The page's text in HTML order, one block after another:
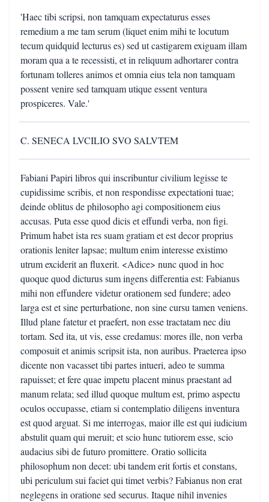
'Haec tibi scripsi, non tamquam expectaturus esses
remedium a me tam serum (liquet enim mihi te locutum
tecum quidquid lecturus es) sed ut castigarem exiguam illam
moram qua a te recessisti, et in reliquum adhortarer contra
fortunam tolleres animos et omnia eius tela non tamquam
possent venire sed tamquam utique essent ventura
prospiceres. Vale.'
C. SENECA LVCILIO SVO SALVTEM
Fabiani Papiri libros qui inscribuntur civilium legisse te
cupidissime scribis, et non respondisse expectationi tuae;
deinde oblitus de philosopho agi compositionem eius
accusas. Puta esse quod dicis et effundi verba, non figi.
Primum habet ista res suam gratiam et est decor proprius
orationis leniter lapsae; multum enim interesse existimo
utrum exciderit an fluxerit. <Adice> nunc quod in hoc
quoque quod dicturus sum ingens differentia est: Fabianus
mihi non effundere videtur orationem sed fundere; adeo
larga est et sine perturbatione, non sine cursu tamen veniens.
Illud plane fatetur et praefert, non esse tractatam nec diu
tortam. Sed ita, ut vis, esse credamus: mores ille, non verba
composuit et animis scripsit ista, non auribus. Praeterea ipso
dicente non vacasset tibi partes intueri, adeo te summa
rapuisset; et fere quae impetu placent minus praestant ad
manum relata; sed illud quoque multum est, primo aspectu
oculos occupasse, etiam si contemplatio diligens inventura
est quod arguat. Si me interrogas, maior ille est qui iudicium
abstulit quam qui meruit; et scio hunc tutiorem esse, scio
audacius sibi de futuro promittere. Oratio sollicita
philosophum non decet: ubi tandem erit fortis et constans,
ubi periculum sui faciet qui timet verbis? Fabianus non erat
neglegens in oratione sed securus. Itaque nihil invenies